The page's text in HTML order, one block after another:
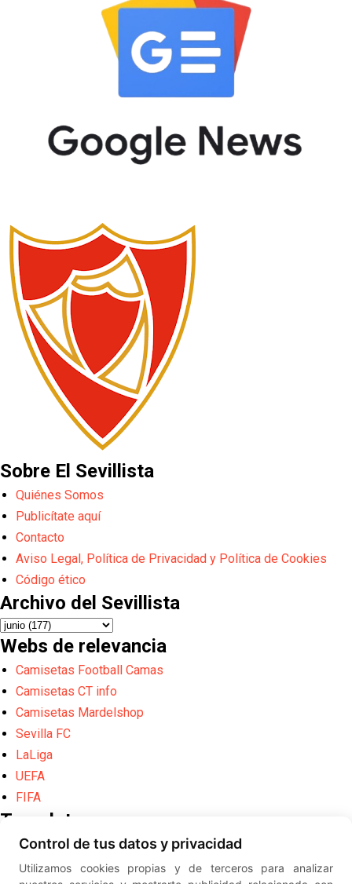
Sobre El Sevillista
Quiénes Somos
Publicítate aquí
Contacto
Aviso Legal, Política de Privacidad y Política de Cookies
Código ético
Archivo del Sevillista
Webs de relevancia
Camisetas Football Camas
Camisetas CT info
Camisetas Mardelshop
Sevilla FC
LaLiga
UEFA
FIFA
Translate
Powered by
Translate
Control de tus datos y privacidad
Utilizamos cookies propias y de terceros para analizar